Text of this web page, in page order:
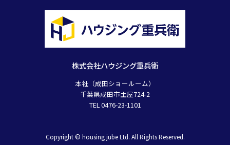
株式会社ハウジング重兵衛
本社（成田ショールーム）
千葉県成田市土屋724-2
TEL 0476-23-1101
Copyright © housing jube Ltd. All Rights Reserved.